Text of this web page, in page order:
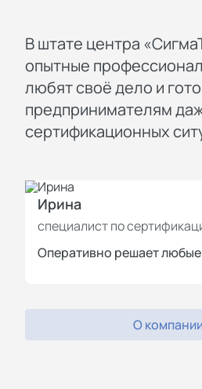
В штате центра
опытные
любят своё дело и
предпринимателям
сертификационных
Ирина
специалист по
Оперативно решает
О